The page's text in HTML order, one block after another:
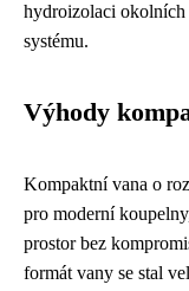
hydroizolaci
systému.
Výhody
Kompaktní vana o
pro moderní
prostor bez
formát vany se stal